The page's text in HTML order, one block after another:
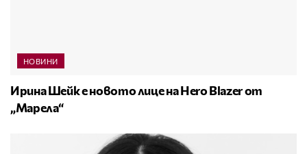
НОВИНИ
Ирина Шейк е новото лице на Hero Blazer от
„Марела“